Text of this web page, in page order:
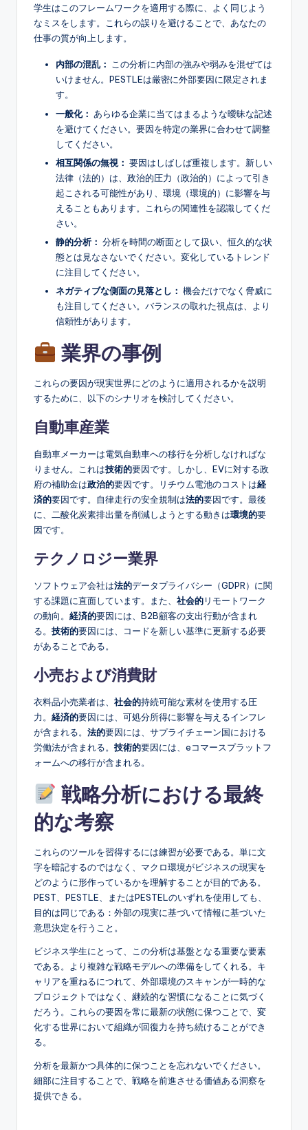
学生はこのフレームワークを適用する際に、よく同じよう
なミスをします。これらの誤りを避けることで、あなたの
仕事の質が向上します。
内部の混乱： この分析に内部の強みや弱みを混ぜては
いけません。PESTLEは厳密に外部要因に限定されま
す。
一般化： あらゆる企業に当てはまるような曖昧な記述
を避けてください。要因を特定の業界に合わせて調整
してください。
相互関係の無視： 要因はしばしば重複します。新しい
法律（法的）は、政治的圧力（政治的）によって引き
起こされる可能性があり、環境（環境的）に影響を与
えることもあります。これらの関連性を認識してくだ
さい。
静的分析： 分析を時間の断面として扱い、恒久的な状
態とは見なさないでください。変化しているトレンド
に注目してください。
ネガティブな側面の見落とし： 機会だけでなく脅威に
も注目してください。バランスの取れた視点は、より
信頼性があります。
業界の事例
これらの要因が現実世界にどのように適用されるかを説明
するために、以下のシナリオを検討してください。
自動車産業
自動車メーカーは電気自動車への移行を分析しなければな
りません。これは技術的要因です。しかし、EVに対する政
府の補助金は政治的要因です。リチウム電池のコストは経
済的要因です。自律走行の安全規制は法的要因です。最後
に、二酸化炭素排出量を削減しようとする動きは環境的要
因です。
テクノロジー業界
ソフトウェア会社は法的データプライバシー（GDPR）に関
する課題に直面しています。また、 社会的リモートワーク
の動向。 経済的要因には、B2B顧客の支出行動が含まれ
る。 技術的要因には、コードを新しい基準に更新する必要
があることである。
小売および消費財
衣料品小売業者は、 社会的持続可能な素材を使用する圧
力。 経済的要因には、可処分所得に影響を与えるインフレ
が含まれる。 法的要因には、サプライチェーン国における
労働法が含まれる。 技術的要因には、eコマースプラットフ
ォームへの移行が含まれる。
戦略分析における最終
的な考察
これらのツールを習得するには練習が必要である。単に文
字を暗記するのではなく、マクロ環境がビジネスの現実を
どのように形作っているかを理解することが目的である。
PEST、PESTLE、またはPESTELのいずれを使用しても、
目的は同じである：外部の現実に基づいて情報に基づいた
意思決定を行うこと。
ビジネス学生にとって、この分析は基盤となる重要な要素
である。より複雑な戦略モデルへの準備をしてくれる。キ
ャリアを重ねるにつれて、外部環境のスキャンが一時的な
プロジェクトではなく、継続的な習慣になることに気づく
だろう。これらの要因を常に最新の状態に保つことで、変
化する世界において組織が回復力を持ち続けることができ
る。
分析を最新かつ具体的に保つことを忘れないでください。
細部に注目することで、戦略を前進させる価値ある洞察を
提供できる。